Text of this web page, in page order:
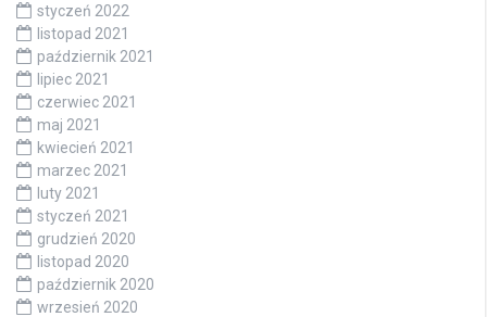
styczeń 2022
listopad 2021
październik 2021
lipiec 2021
czerwiec 2021
maj 2021
kwiecień 2021
marzec 2021
luty 2021
styczeń 2021
grudzień 2020
listopad 2020
październik 2020
wrzesień 2020